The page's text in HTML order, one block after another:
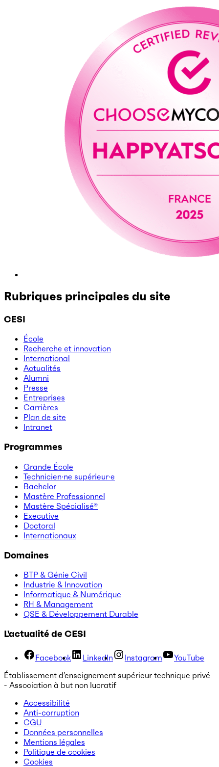
Rubriques principales du site
CESI
École
Recherche et innovation
International
Actualités
Alumni
Presse
Entreprises
Carrières
Plan de site
Intranet
Programmes
Grande École
Technicien·ne supérieur·e
Bachelor
Mastère Professionnel
Mastère Spécialisé®
Executive
Doctoral
Internationaux
Domaines
BTP & Génie Civil
Industrie & Innovation
Informatique & Numérique
RH & Management
QSE & Développement Durable
L'actualité de CESI
Facebook LinkedIn Instagram
YouTube
Établissement d’enseignement supérieur technique privé
- Association à but non lucratif
Accessibilité
Anti-corruption
CGU
Données personnelles
Mentions légales
Politique de cookies
Cookies